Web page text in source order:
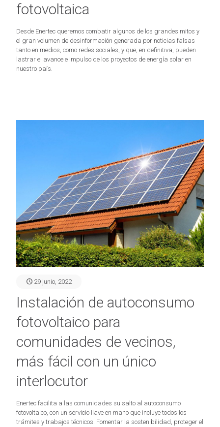
fotovoltaica
Desde Enertec queremos combatir algunos de los grandes mitos y
el gran volumen de desinformación generada por noticias falsas
tanto en medios, como redes sociales, y que, en definitiva, pueden
lastrar el avance e impulso de los proyectos de energía solar en
nuestro país.
29 junio, 2022
Instalación de autoconsumo
fotovoltaico para
comunidades de vecinos,
más fácil con un único
interlocutor
Enertec facilita a las comunidades su salto al autoconsumo
fotovoltaico, con un servicio llave en mano que incluye todos los
trámites y trabajos técnicos. Fomentar la sostenibilidad, proteger el